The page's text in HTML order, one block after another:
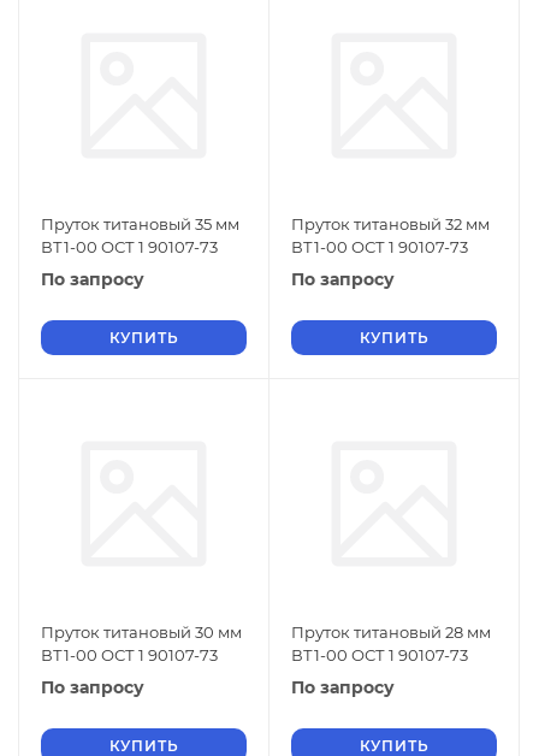
Пруток титановый 35 мм
ВТ1-00 ОСТ 1 90107-73
По запросу
КУПИТЬ
Пруток титановый 32 мм
ВТ1-00 ОСТ 1 90107-73
По запросу
КУПИТЬ
Пруток титановый 30 мм
ВТ1-00 ОСТ 1 90107-73
По запросу
КУПИТЬ
Пруток титановый 28 мм
ВТ1-00 ОСТ 1 90107-73
По запросу
КУПИТЬ